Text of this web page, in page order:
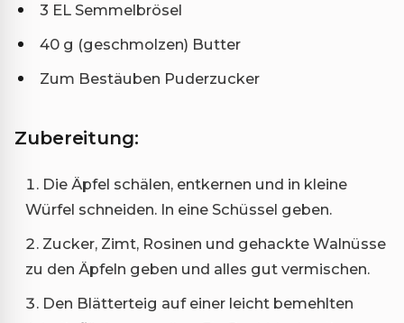
3 EL Semmelbrösel
40 g (geschmolzen) Butter
Zum Bestäuben Puderzucker
Zubereitung:
Die Äpfel schälen, entkernen und in kleine
Würfel schneiden. In eine Schüssel geben.
Zucker, Zimt, Rosinen und gehackte Walnüsse
zu den Äpfeln geben und alles gut vermischen.
Den Blätterteig auf einer leicht bemehlten